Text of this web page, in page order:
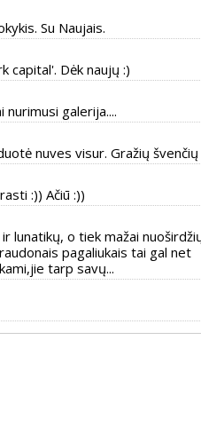
Su Naujais.
capital'. Dėk naujų :)
galerija....
nuves visur. Gražių švenčių
:)) Ačiū :))
lunatikų, o tiek mažai
pagaliukais tai gal net
tarp savų...